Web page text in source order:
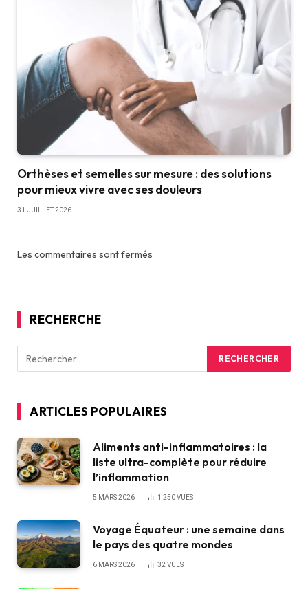
Orthèses et semelles sur mesure : des solutions
pour mieux vivre avec ses douleurs
31 JUILLET 2026
Les commentaires sont fermés
RECHERCHE
ARTICLES POPULAIRES
Aliments anti-inflammatoires : la
liste ultra-complète pour réduire
l’inflammation
5 MARS 2026 1 250VUES
Voyage Équateur : une semaine dans
le pays des quatre mondes
6 MARS 2026 32VUES